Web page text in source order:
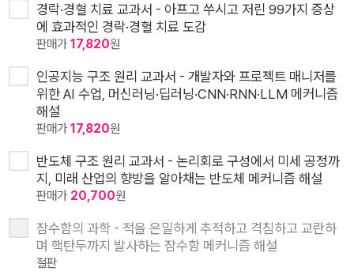
경락·경혈 치료 교과서 - 아프고 쑤시고 저린 99가지 증상
에 효과적인 경락·경혈 치료 도감
판매가17,820원
인공지능 구조 원리 교과서 - 개발자와 프로젝트 매니저를
위한 AI 수업, 머신러닝·딥러닝·CNN·RNN·LLM 메커니즘
해설
판매가17,820원
반도체 구조 원리 교과서 - 논리회로 구성에서 미세 공정까
지, 미래 산업의 향방을 알아채는 반도체 메커니즘 해설
판매가 20,700원
잠수함의 과학 - 적을 은밀하게 추적하고 격침하고 교란하
며 핵탄두까지 발사하는 잠수함 메커니즘 해설
절판